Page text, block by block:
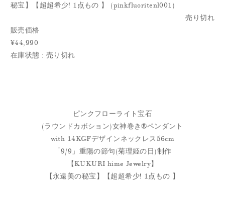
秘宝】【超超希少! 1点もの 】 (pinkfluoritenl001)
売り切れ
販売価格
¥44,990
在庫状態 : 売り切れ
ピンクフローライト宝石
(ラウンドカボション)女神巻き®︎ペンダント
with 14KGFデザインネックレス56cm
「9/9」重陽の節句(菊理姫の日)制作
【KUKURI hime Jewelry】
【永遠美の秘宝】【超超希少! 1点もの 】